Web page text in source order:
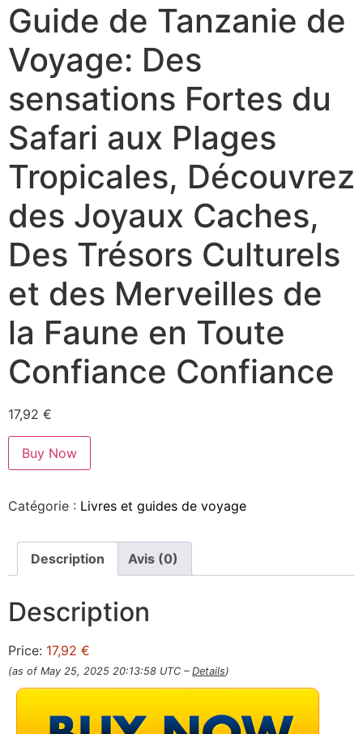
Guide de Tanzanie de
Voyage: Des
sensations Fortes du
Safari aux Plages
Tropicales, Découvrez
des Joyaux Caches,
Des Trésors Culturels
et des Merveilles de
la Faune en Toute
Confiance Confiance
17,92 €
Buy Now
Catégorie : Livres et guides de voyage
Description Avis (0)
Description
Price: 17,92 €
(as of May 25, 2025 20:13:58 UTC – Details)